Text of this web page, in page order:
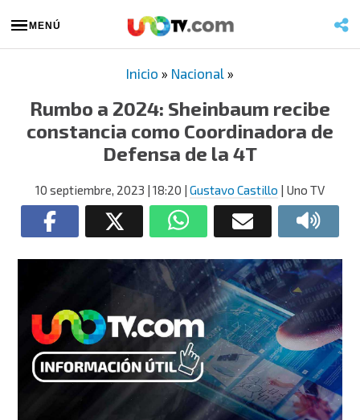
MENÚ
Inicio » Nacional »
Rumbo a 2024: Sheinbaum recibe
constancia como Coordinadora de
Defensa de la 4T
10 septiembre, 2023 | 18:20 | Gustavo Castillo | Uno TV